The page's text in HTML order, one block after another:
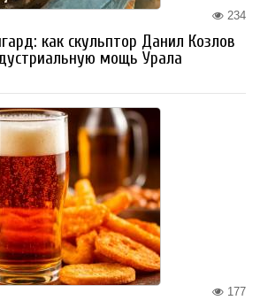
234
как скульптор Данил Козлов
мощь Урала
177